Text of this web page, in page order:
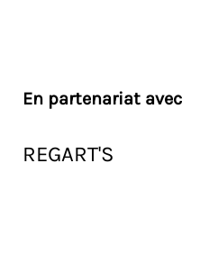
En partenariat avec
REGART'S